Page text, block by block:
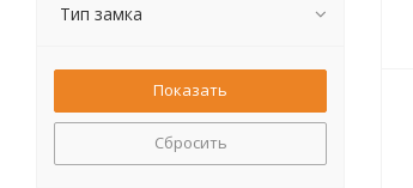
Тип замка
Сбросить